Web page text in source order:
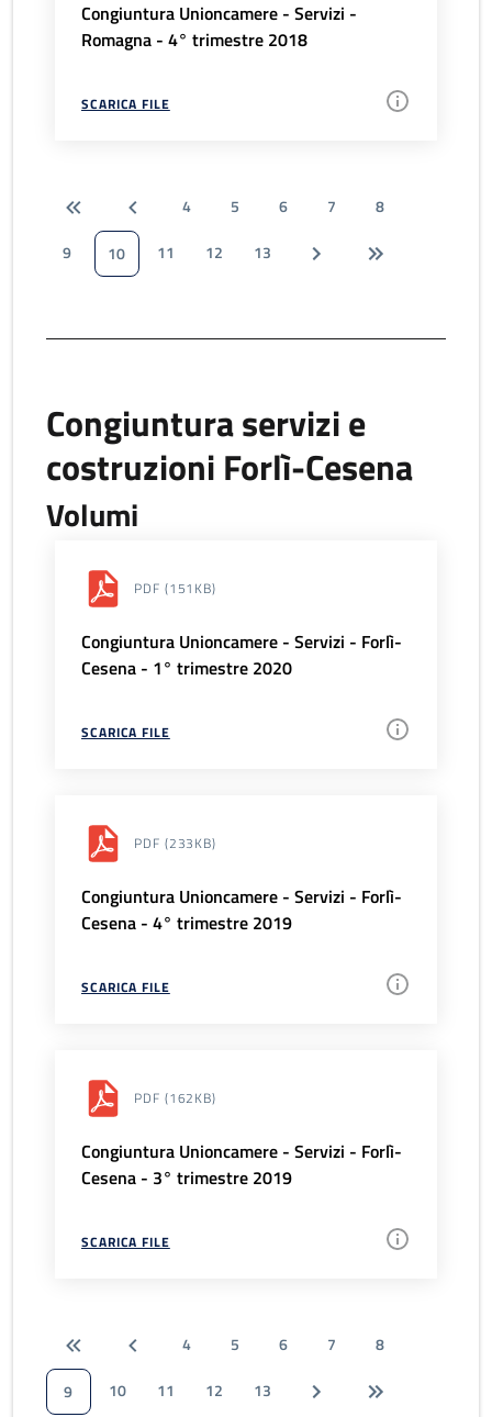
Congiuntura Unioncamere - Servizi -
Romagna - 4° trimestre 2018
SCARICA FILE
4 5 6 7
8
9
10 11 12 13
Congiuntura servizi e
costruzioni Forlì-Cesena
Volumi
PDF (151KB)
Congiuntura Unioncamere - Servizi - Forlì-
Cesena - 1° trimestre 2020
SCARICA FILE
PDF (233KB)
Congiuntura Unioncamere - Servizi - Forlì-
Cesena - 4° trimestre 2019
SCARICA FILE
PDF (162KB)
Congiuntura Unioncamere - Servizi - Forlì-
Cesena - 3° trimestre 2019
SCARICA FILE
4 5 6 7
8
9
10 11 12 13